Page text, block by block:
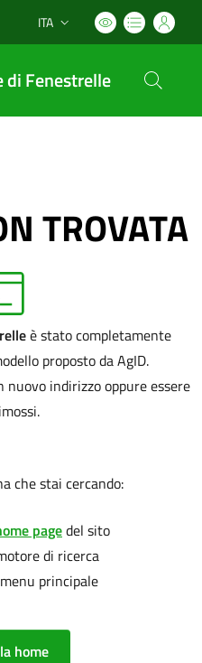
Lingua attiva:
ITA
di Fenestrelle
TROVATA
è stato completamente
proposto da AgID.
indirizzo oppure essere
che stai cercando:
pagedel sito
di ricerca
principale
home